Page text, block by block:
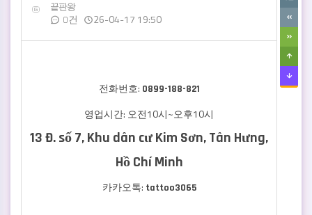
끝판왕
0건 26-04-17 19:50
전화번호: 0899-188-821
영업시간: 오전10시~오후10시
13 Đ. số 7, Khu dân cư Kim Sơn, Tân Hưng,
Hồ Chí Minh
카카오톡: tattoo3065